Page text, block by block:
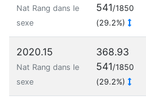
Nat Rang dans le
sexe
541/1850
(29.2%)
2020.15
Nat Rang dans le
sexe
368.93
541/1850
(29.2%)